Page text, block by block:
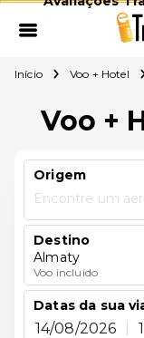
Início Voo + Hotel
Voo +
Origem
Encontre um
Destino
Almaty
Voo incluído
Datas da sua
14/08/2026